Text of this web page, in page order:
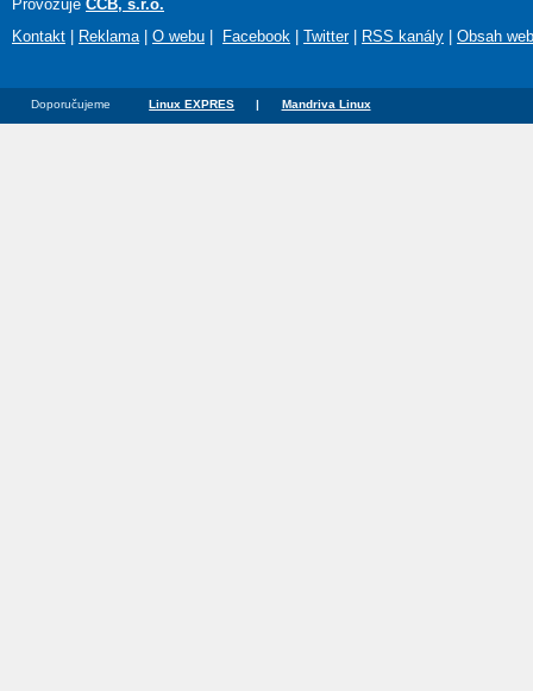
Provozuje CCB, s.r.o.
Kontakt
Reklama O webu Facebook Twitter| RSS kanály Obsah
Doporučujeme Linux EXPRES | Mandriva Linux